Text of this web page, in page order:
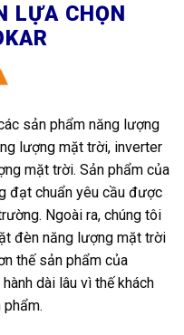
LỰA CHỌN
sản phẩm năng lượng
lượng mặt trời, inverter
mặt trời. Sản phẩm của
đạt chuẩn yêu cầu được
Ngoài ra, chúng tôi
đèn năng lượng mặt trời
thế sản phẩm của
dài lâu vì thế khách